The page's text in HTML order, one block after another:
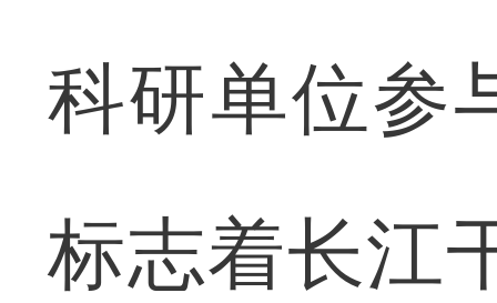
科研单位参
标志着长江